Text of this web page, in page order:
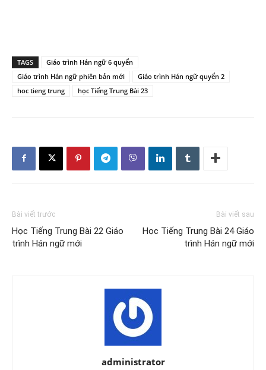
TAGS
Giáo trình Hán ngữ 6 quyển
Giáo trình Hán ngữ phiên bản mới
Giáo trình Hán ngữ quyển 2
hoc tieng trung
học Tiếng Trung Bài 23
Bài viết trước
Học Tiếng Trung Bài 22 Giáo
trình Hán ngữ mới
Bài viết sau
Học Tiếng Trung Bài 24 Giáo
trình Hán ngữ mới
administrator